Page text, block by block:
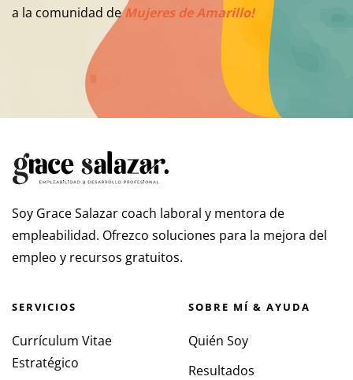
a la comunidad deMujeres de Amarillo!
Soy Grace Salazar coach laboral y mentora de
empleabilidad. Ofrezco soluciones para la mejora del
empleo y recursos gratuitos.
SERVICIOS
Currículum Vitae
Estratégico
SOBRE MÍ & AYUDA
Quién Soy
Resultados